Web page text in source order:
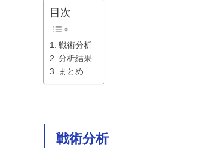
目次
戦術分析
分析結果
まとめ
戦術分析